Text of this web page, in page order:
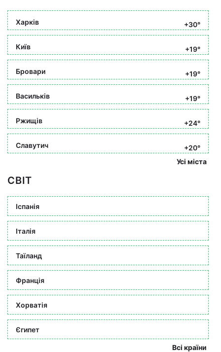
Харків +30°
Київ +19°
Бровари +19°
Васильків +19°
Ржищів +24°
Славутич
+20°
Усі міста
СВІТ
Іспанія
Італія
Таїланд
Франція
Хорватія
Єгипет
Всі країни